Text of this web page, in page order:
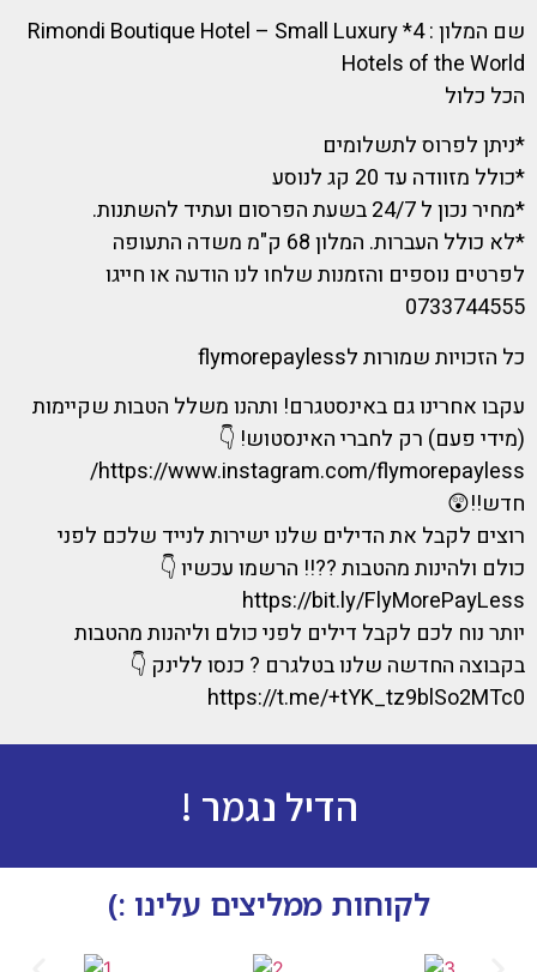
שם המלון : 4* Rimondi Boutique Hotel – Small Luxury
Hotels of the World
הכל כלול
*ניתן לפרוס לתשלומים
*כולל מזוודה עד 20 קג לנוסע
*מחיר נכון ל 24/7 בשעת הפרסום ועתיד להשתנות.
*לא כולל העברות. המלון 68 ק"מ משדה התעופה
לפרטים נוספים והזמנות שלחו לנו הודעה או חייגו
0733744555
כל הזכויות שמורות לflymorepayless
עקבו אחרינו גם באינסטגרם! ותהנו משלל הטבות שקיימות
(מידי פעם) רק לחברי האינסטוש! 👇
https://www.instagram.com/flymorepayless/
חדש!!😲
רוצים לקבל את הדילים שלנו ישירות לנייד שלכם לפני
כולם ולהינות מהטבות ??!! הרשמו עכשיו 👇
https://bit.ly/FlyMorePayLess
יותר נוח לכם לקבל דילים לפני כולם וליהנות מהטבות
בקבוצה החדשה שלנו בטלגרם ? כנסו ללינק 👇
https://t.me/+tYK_tz9blSo2MTc0
הדיל נגמר !
לקוחות ממליצים עלינו :)